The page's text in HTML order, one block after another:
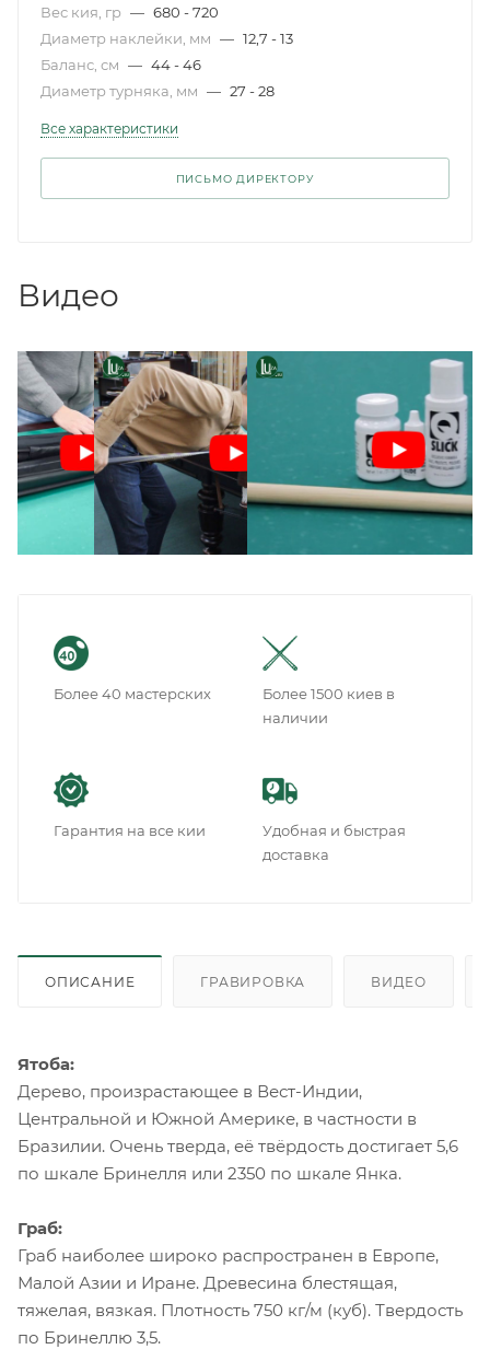
Вес кия, гр — 680 - 720
Диаметр наклейки, мм — 12,7 - 13
Баланс, см — 44 - 46
Диаметр турняка, мм — 27 - 28
Все характеристики
ПИСЬМО ДИРЕКТОРУ
Видео
Более 40 мастерских
Более 1500 киев в
наличии
Гарантия на все кии
Удобная и быстрая
доставка
ОПИСАНИЕ ГРАВИРОВКА ВИДЕО
Ятоба:
Дерево, произрастающее в Вест-Индии,
Центральной и Южной Америке, в частности в
Бразилии. Очень тверда, её твёрдость достигает 5,6
по шкале Бринелля или 2350 по шкале Янка.
Граб:
Граб наиболее широко распространен в Европе,
Малой Азии и Иране. Древесина блестящая,
тяжелая, вязкая. Плотность 750 кг/м (куб). Твердость
по Бринеллю 3,5.